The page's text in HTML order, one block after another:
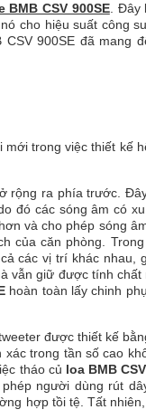
BMB CSV 900SE. Đây
cho hiệu suất công
900SE đã mang
trong việc thiết kế
rộng ra phía trước.
đó các sóng âm có
và cho phép sóng
của căn phòng. Trong
các vị trí khác nhau,
vẫn giữ được tính chất
hoàn toàn lấy chinh
được thiết kế
trong tần số cao
tháo củ loa BMB
người dùng rút
hợp tồi tệ. Tất